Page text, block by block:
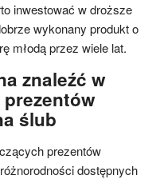
inwestować w droższe
wykonany produkt o
młodą przez wiele lat.
znaleźć w
ślub
prezentów
dostępnych